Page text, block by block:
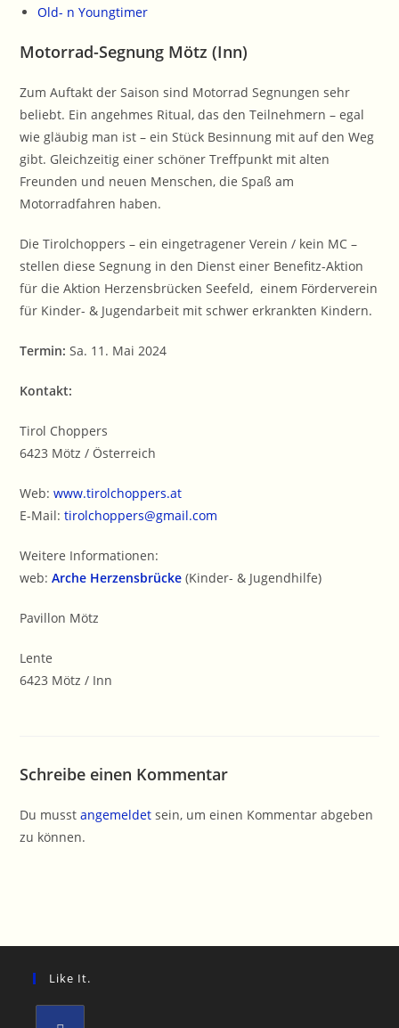
Old- n Youngtimer
Motorrad-Segnung Mötz (Inn)
Zum Auftakt der Saison sind Motorrad Segnungen sehr
beliebt. Ein angehmes Ritual, das den Teilnehmern – egal
wie gläubig man ist – ein Stück Besinnung mit auf den Weg
gibt. Gleichzeitig einer schöner Treffpunkt mit alten
Freunden und neuen Menschen, die Spaß am
Motorradfahren haben.
Die Tirolchoppers – ein eingetragener Verein / kein MC –
stellen diese Segnung in den Dienst einer Benefitz-Aktion
für die Aktion Herzensbrücken Seefeld, einem Förderverein
für Kinder- & Jugendarbeit mit schwer erkrankten Kindern.
Termin: Sa. 11. Mai 2024
Kontakt:
Tirol Choppers
6423 Mötz / Österreich
Web:www.tirolchoppers.at
E-Mail:tirolchoppers@gmail.com
Weitere Informationen:
web:Arche Herzensbrücke (Kinder- & Jugendhilfe)
Pavillon Mötz
Lente
6423 Mötz / Inn
Schreibe einen Kommentar
Du musstangemeldet sein, um einen Kommentar abgeben
zu können.
Like It.